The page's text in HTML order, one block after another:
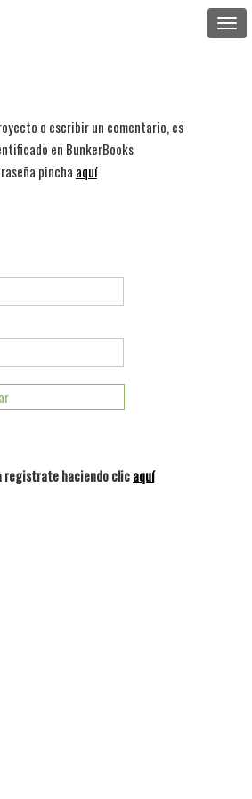
o escribir un comentario, es
en BunkerBooks
pincha aquí
registrate haciendo clicaquí